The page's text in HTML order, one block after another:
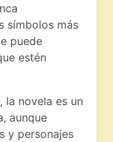
símbolos más
puede
estén
la novela es un
aunque
y personajes